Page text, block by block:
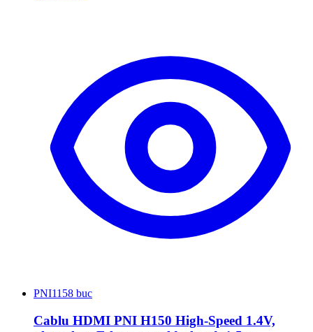
PNI1158 buc
Cablu HDMI PNI H150 High-Speed 1.4V,